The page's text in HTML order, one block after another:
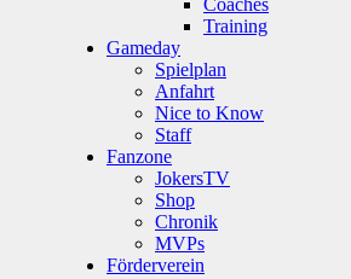
Coaches
Training
Gameday
Spielplan
Anfahrt
Nice to Know
Staff
Fanzone
JokersTV
Shop
Chronik
MVPs
Förderverein